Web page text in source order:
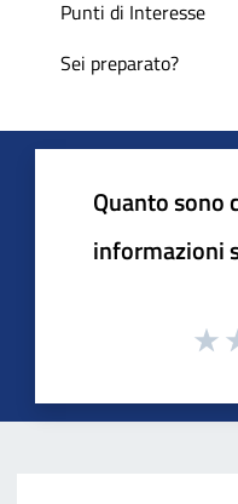
Punti di Interesse
Sei preparato?
Quanto sono
informazioni